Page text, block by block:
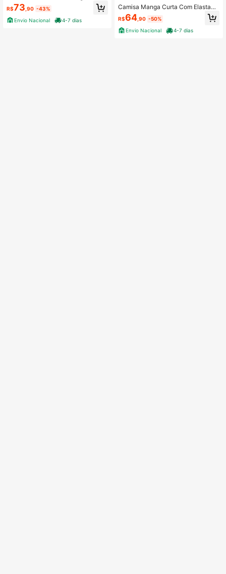
en´s
R$73 ,90 -43%
Envio Nacional
4-7 dias
Camisa Manga Curta Com Elastano
Melhor Tecido
R$64,90 -50%
Envio Nacional
4-7 dias